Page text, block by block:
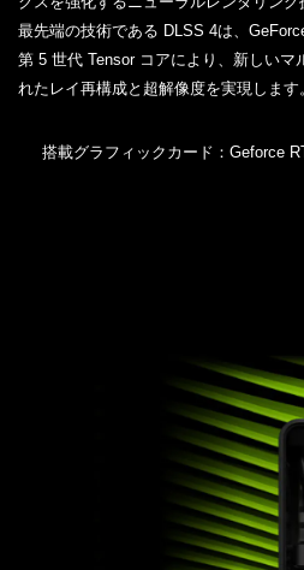
最先端の技術である DLSS 4は、
第 5 世代 Tensor コアにより、新しいマ
れたレイ再構成と超解像度を実現します
搭載グラフィックカード：Geforce